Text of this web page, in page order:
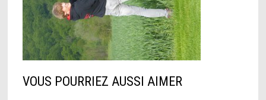
VOUS POURRIEZ AUSSI AIMER